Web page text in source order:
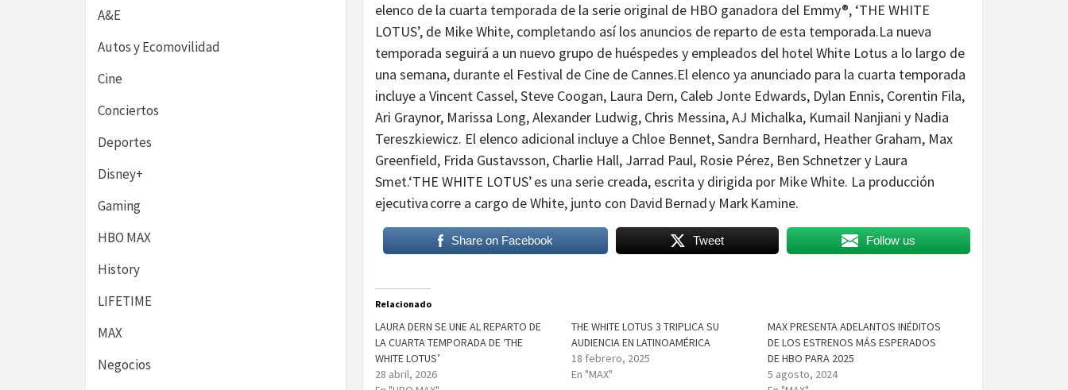
elenco de la cuarta temporada de la serie original de HBO ganadora del Emmy®, ‘THE WHITE
LOTUS’, de Mike White, completando así los anuncios de reparto de esta temporada.La nueva
temporada seguirá a un nuevo grupo de huéspedes y empleados del hotel White Lotus a lo largo de
una semana, durante el Festival de Cine de Cannes.El elenco ya anunciado para la cuarta temporada
incluye a Vincent Cassel, Steve Coogan, Laura Dern, Caleb Jonte Edwards, Dylan Ennis, Corentin Fila,
Ari Graynor, Marissa Long, Alexander Ludwig, Chris Messina, AJ Michalka, Kumail Nanjiani y Nadia
Tereszkiewicz. El elenco adicional incluye a Chloe Bennet, Sandra Bernhard, Heather Graham, Max
Greenfield, Frida Gustavsson, Charlie Hall, Jarrad Paul, Rosie Pérez, Ben Schnetzer y Laura
Smet.‘THE WHITE LOTUS’ es una serie creada, escrita y dirigida por Mike White. La producción
ejecutiva corre a cargo de White, junto con David Bernad y Mark Kamine.
Share on Facebook Tweet Follow us
Relacionado
LAURA DERN SE UNE AL REPARTO DE
LA CUARTA TEMPORADA DE ‘THE
WHITE LOTUS’
28 abril, 2026
THE WHITE LOTUS 3 TRIPLICA SU
AUDIENCIA EN LATINOAMÉRICA
18 febrero, 2025
En "MAX"
MAX PRESENTA ADELANTOS INÉDITOS
DE LOS ESTRENOS MÁS ESPERADOS
DE HBO PARA 2025
5 agosto, 2024
A&E
Autos y Ecomovilidad
Cine
Conciertos
Deportes
Disney+
Gaming
HBO MAX
History
LIFETIME
MAX
Negocios